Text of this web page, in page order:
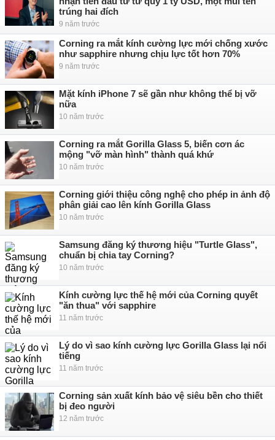
trúng hai đích
9 năm trước
Corning ra mắt kính cường lực mới chống xước
như sapphire nhưng chịu lực tốt hơn 70%
9 năm trước
Mặt kính iPhone 7 sẽ gần như không thể bị vỡ
nữa
10 năm trước
Corning ra mắt Gorilla Glass 5, biến cơn ác
mộng "vỡ màn hình" thành quá khứ
10 năm trước
Corning giới thiệu công nghệ cho phép in ảnh độ
phân giải cao lên kính Gorilla Glass
10 năm trước
Samsung đăng ký thương hiệu "Turtle Glass",
chuẩn bị chia tay Corning?
10 năm trước
Kính cường lực thế hệ mới của Corning quyết
"ăn thua" với sapphire
11 năm trước
Lý do vì sao kính cường lực Gorilla Glass lại nổi
tiếng
11 năm trước
Corning sản xuất kính bảo vệ siêu bền cho thiết
bị đeo người
12 năm trước